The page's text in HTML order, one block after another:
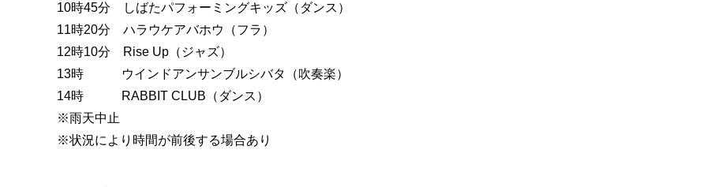
10時45分 しばたパフォーミングキッズ（ダンス）
11時20分 ハラウケアバホウ（フラ）
12時10分 Rise Up（ジャズ）
13時 ウインドアンサンブルシバタ（吹奏楽）
14時 RABBIT CLUB（ダンス）
※雨天中止
※状況により時間が前後する場合あり